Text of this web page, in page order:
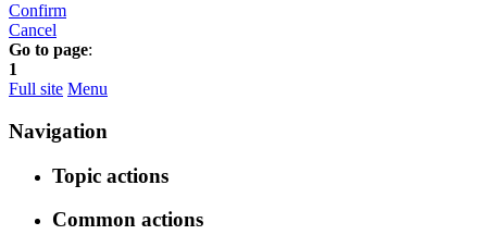
Confirm
Cancel
Go to page:
1
Full site Menu
Navigation
Topic actions
Common actions